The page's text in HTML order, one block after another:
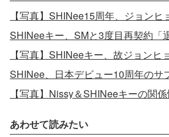
あわせて読みたい